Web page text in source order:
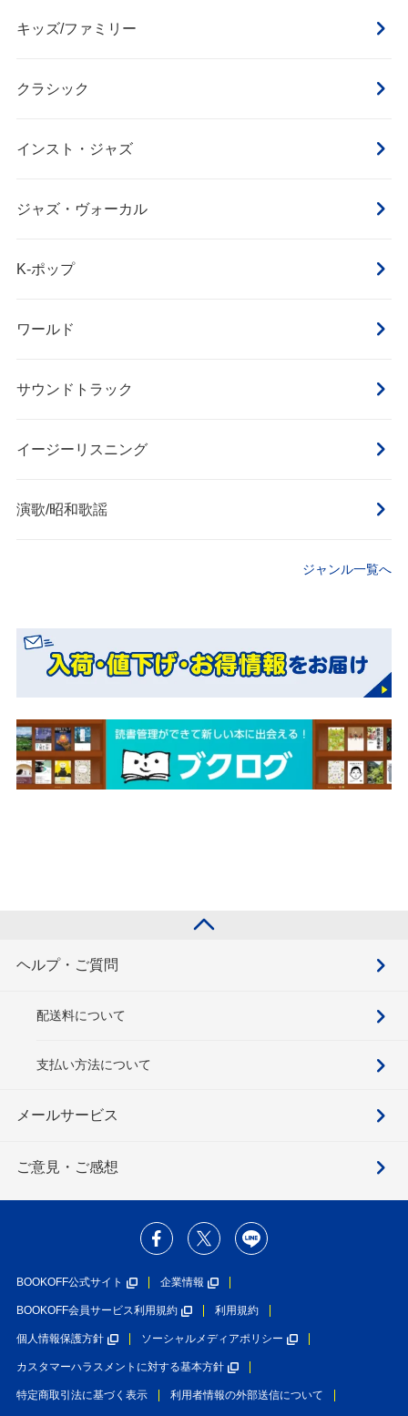
キッズ/ファミリー
クラシック
インスト・ジャズ
ジャズ・ヴォーカル
K‐ポップ
ワールド
サウンドトラック
イージーリスニング
演歌/昭和歌謡
ジャンル一覧へ
ヘルプ・ご質問
配送料について
支払い方法について
メールサービス
ご意見・ご感想
BOOKOFF公式サイト 企業情報
BOOKOFF会員サービス利用規約 利用規約
個人情報保護方針 ソーシャルメディアポリシー
カスタマーハラスメントに対する基本方針
特定商取引法に基づく表示 利用者情報の外部送信について